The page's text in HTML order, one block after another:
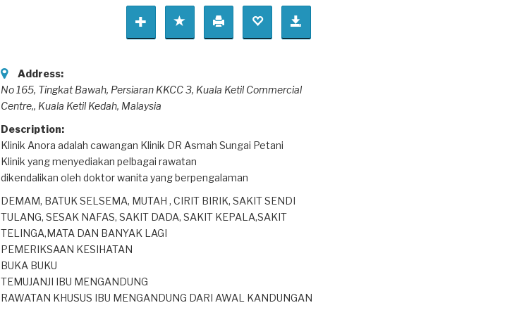
Address:
No 165, Tingkat Bawah, Persiaran KKCC 3, Kuala Ketil Commercial
Centre,, Kuala Ketil Kedah, Malaysia
Description:
Klinik Anora adalah cawangan Klinik DR Asmah Sungai Petani
Klinik yang menyediakan pelbagai rawatan
dikendalikan oleh doktor wanita yang berpengalaman
DEMAM, BATUK SELSEMA, MUTAH , CIRIT BIRIK, SAKIT SENDI
TULANG, SESAK NAFAS, SAKIT DADA, SAKIT KEPALA,SAKIT
TELINGA,MATA DAN BANYAK LAGI
PEMERIKSAAN KESIHATAN
BUKA BUKU
TEMUJANJI IBU MENGANDUNG
RAWATAN KHUSUS IBU MENGANDUNG DARI AWAL KANDUNGAN